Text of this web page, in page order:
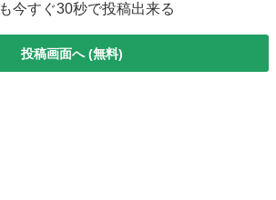
今すぐ30秒で投稿出来る
投稿画面へ (無料)